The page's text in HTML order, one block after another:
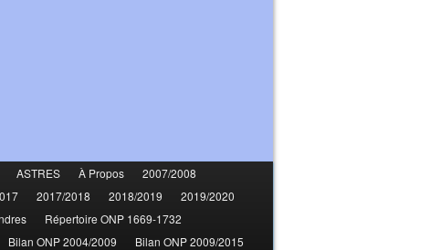
ASTRES À Propos
2007/2008
2017/2018 2018/2019
2019/2020
Répertoire ONP 1669-1732
Bilan ONP 2004/2009
Bilan ONP 2009/2015